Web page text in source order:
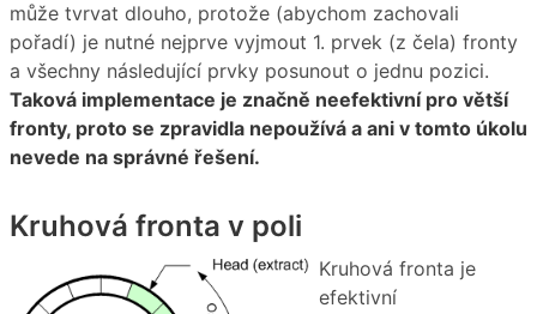
může tvrvat dlouho, protože (abychom zachovali
pořadí) je nutné nejprve vyjmout 1. prvek (z čela) fronty
a všechny následující prvky posunout o jednu pozici.
Taková implementace je značně neefektivní pro větší
fronty, proto se zpravidla nepoužívá a ani v tomto úkolu
nevede na správné řešení.
Kruhová fronta v poli
Kruhová fronta je
efektivní